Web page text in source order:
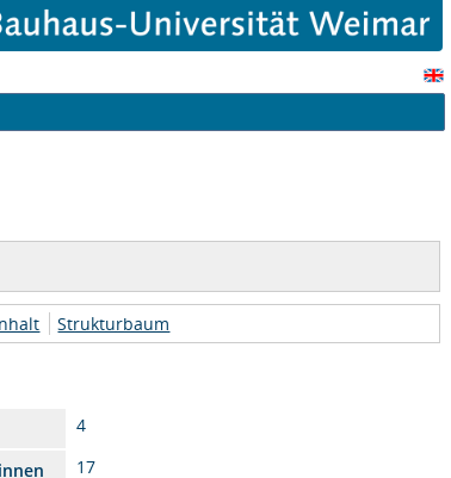
Strukturbaum
4
17